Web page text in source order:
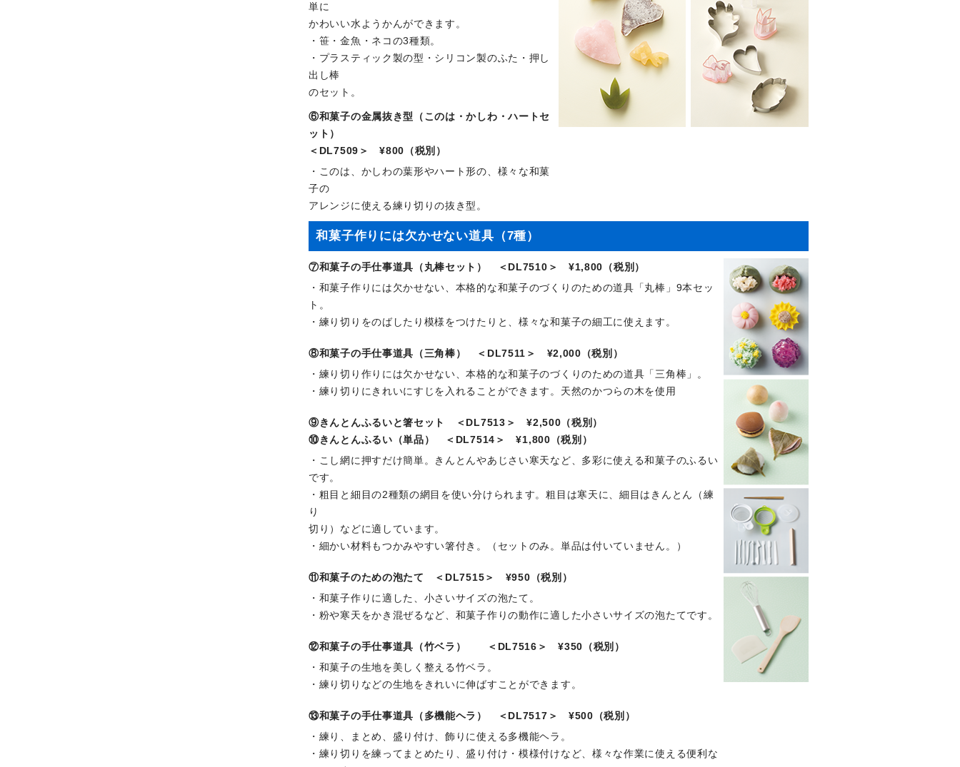
単に
かわいい水ようかんができます。
・笹・金魚・ネコの3種類。
・プラスティック製の型・シリコン製のふた・押し
出し棒
のセット。
⑥和菓子の金属抜き型（このは・かしわ・ハートセ
ット）
＜DL7509＞ ¥800（税別）
・このは、かしわの葉形やハート形の、様々な和菓
子の
アレンジに使える練り切りの抜き型。
和菓子作りには欠かせない道具（7種）
⑦和菓子の手仕事道具（丸棒セット） ＜DL7510＞ ¥1,800（税別）
・和菓子作りには欠かせない、本格的な和菓子のづくりのための道具「丸棒」9本セッ
ト。
・練り切りをのばしたり模様をつけたりと、様々な和菓子の細工に使えます。
⑧和菓子の手仕事道具（三角棒） ＜DL7511＞ ¥2,000（税別）
・練り切り作りには欠かせない、本格的な和菓子のづくりのための道具「三角棒」。
・練り切りにきれいにすじを入れることができます。天然のかつらの木を使用
⑨きんとんふるいと箸セット ＜DL7513＞ ¥2,500（税別）
⑩きんとんふるい（単品） ＜DL7514＞ ¥1,800（税別）
・こし網に押すだけ簡単。きんとんやあじさい寒天など、多彩に使える和菓子のふるい
です。
・粗目と細目の2種類の網目を使い分けられます。粗目は寒天に、細目はきんとん（練
り
切り）などに適しています。
・細かい材料もつかみやすい箸付き。（セットのみ。単品は付いていません。）
⑪和菓子のための泡たて ＜DL7515＞ ¥950（税別）
・和菓子作りに適した、小さいサイズの泡たて。
・粉や寒天をかき混ぜるなど、和菓子作りの動作に適した小さいサイズの泡たてです。
⑫和菓子の手仕事道具（竹ベラ） ＜DL7516＞ ¥350（税別）
・和菓子の生地を美しく整える竹ベラ。
・練り切りなどの生地をきれいに伸ばすことができます。
⑬和菓子の手仕事道具（多機能ヘラ） ＜DL7517＞ ¥500（税別）
・練り、まとめ、盛り付け、飾りに使える多機能ヘラ。
・練り切りを練ってまとめたり、盛り付け・模様付けなど、様々な作業に使える便利な